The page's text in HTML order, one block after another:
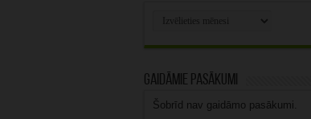
Gaidāmie pasākumi
Šobrīd nav gaidāmo pasākumi.